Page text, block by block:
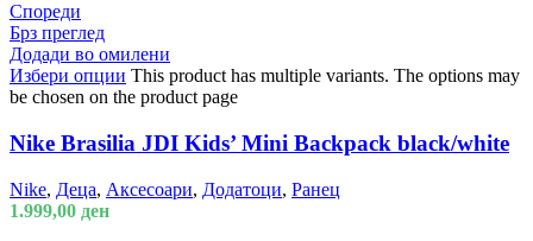
Спореди
Брз преглед
Додади во омилени
Избери опции This product has multiple variants. The options may
be chosen on the product page
Nike Brasilia JDI Kids’ Mini Backpack black/white
Nike, Деца, Аксесоари, Додатоци, Ранец
1.999,00 ден